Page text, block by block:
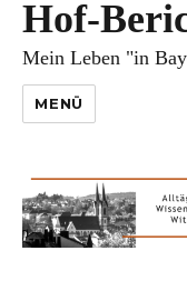
Hof-
Mein Leben "in
MENÜ